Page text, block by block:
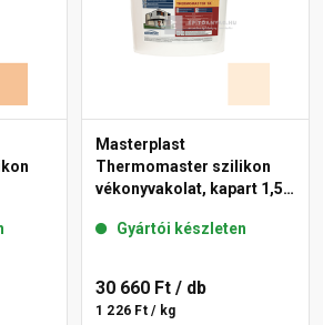
Masterplast
Thermomaster szilikon
vékonyvakolat, kapart 1,5
Gyártói készleten
30 660 Ft / db
1 226 Ft / kg